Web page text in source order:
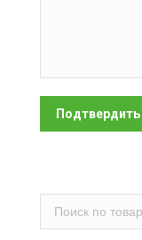
Подтвердить